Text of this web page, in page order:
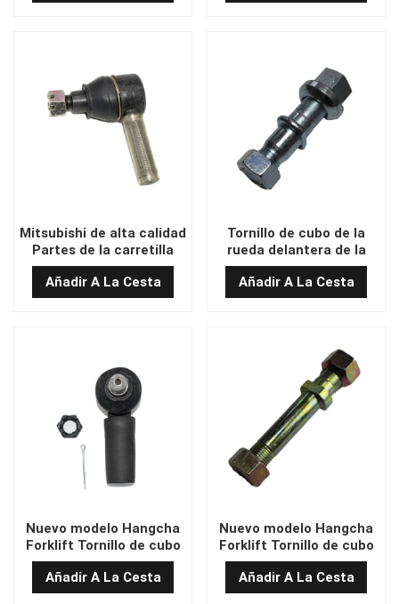
seguridad
Mitsubishi de alta calidad
Partes de la carretilla
elevadora Cabeza de
pelota 16*18
Añadir A La Cesta
Tornillo de cubo de la
rueda delantera de la
carretilla frontal de
hangcha de alta calidad
25DE-21-11
Añadir A La Cesta
Nuevo modelo Hangcha
Forklift Tornillo de cubo
de la rueda delantera
25DE-21-11W
Añadir A La Cesta
Nuevo modelo Hangcha
Forklift Tornillo de cubo
de la rueda delantera
Añadir A La Cesta